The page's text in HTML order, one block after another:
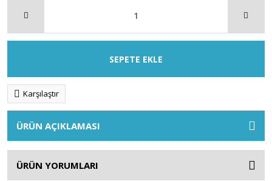
SEPETE EKLE
Karşılaştır
ÜRÜN AÇIKLAMASI
ÜRÜN YORUMLARI